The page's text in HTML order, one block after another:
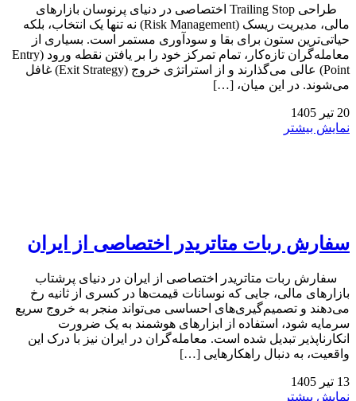
طراحی Trailing Stop اختصاصی در دنیای پرنوسان بازارهای
مالی، مدیریت ریسک (Risk Management) نه تنها یک انتخاب، بلکه
حیاتی‌ترین ستون برای بقا و سودآوری مستمر است. بسیاری از
معامله‌گران تازه‌کار، تمام تمرکز خود را بر یافتن نقطه ورود (Entry
Point) عالی می‌گذارند و از استراتژی خروج (Exit Strategy) غافل
می‌شوند. در این میان، […]
20 تیر 1405
نمایش بیشتر
سفارش ربات متاتریدر اختصاصی از ایران
سفارش ربات متاتریدر اختصاصی از ایران در دنیای پرشتاب
بازارهای مالی، جایی که نوسانات قیمت‌ها در کسری از ثانیه رخ
می‌دهند و تصمیم‌گیری‌های احساسی می‌تواند منجر به خروج سریع
سرمایه شود، استفاده از ابزارهای هوشمند به یک ضرورت
انکارناپذیر تبدیل شده است. معامله‌گران در ایران نیز با درک این
واقعیت، به دنبال راهکارهایی […]
13 تیر 1405
نمایش بیشتر